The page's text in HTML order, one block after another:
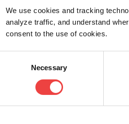
We use cookies and tracking
analyze traffic, and understand
consent to the use of cookies.
Necessary